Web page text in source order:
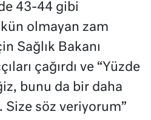
43-44 gibi
olmayan zam
Sağlık Bakanı
çağırdı ve “Yüzde
bunu da bir daha
söz veriyorum”